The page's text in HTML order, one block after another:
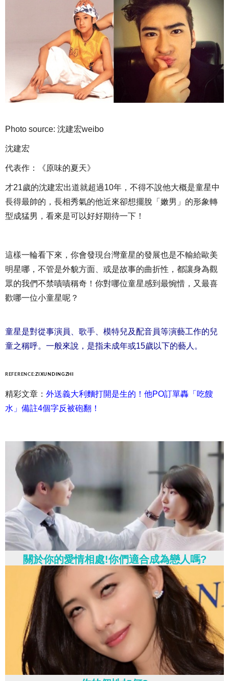
Photo source: 沈建宏weibo
沈建宏
代表作：《原味的夏天》
才21歲的沈建宏出道就超過10年，不得不說他大概是童星中
長得最帥的，長相秀氣的他近來卻想擺脫「嫩男」的形象轉
型成猛男，看來是可以好好期待一下！
這樣一輪看下來，你會發現台灣童星的發展也是不輸給歐美
明星哪，不管是外貌方面、或是故事的曲折性，都讓身為觀
眾的我們不禁嘖嘖稱奇！你對哪位童星感到最惋惜，又最喜
歡哪一位小童星呢？
童星是對從事演員、歌手、模特兒及配音員等演藝工作的兒
童之稱呼。一般來說，是指未成年或15歲以下的藝人。
REFERENCE:ZIXUNDINGZHI
精彩文章： 外送義大利麵打開是生的！他PO訂單轟「吃餿
水」備註4個字反被砲翻！
關於你的愛情相處!你們適合成為戀人嗎?